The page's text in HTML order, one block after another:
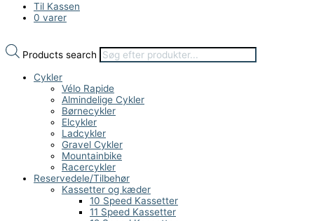
Til Kassen
0 varer
Products search
Cykler
Vélo Rapide
Almindelige Cykler
Børnecykler
Elcykler
Ladcykler
Gravel Cykler
Mountainbike
Racercykler
Reservedele/Tilbehør
Kassetter og kæder
10 Speed Kassetter
11 Speed Kassetter